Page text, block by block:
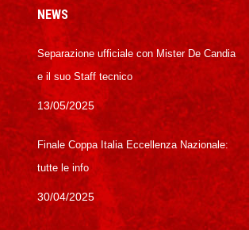
NEWS
Separazione ufficiale con Mister De Candia
e il suo Staff tecnico
13/05/2025
Finale Coppa Italia Eccellenza Nazionale:
tutte le info
30/04/2025